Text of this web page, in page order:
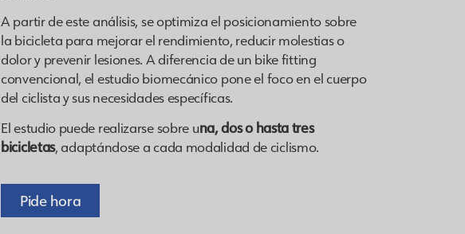
A partir de este análisis, se optimiza el posicionamiento sobre
la bicicleta para mejorar el rendimiento, reducir molestias o
dolor y prevenir lesiones. A diferencia de un bike fitting
convencional, el estudio biomecánico pone el foco en el cuerpo
del ciclista y sus necesidades específicas.
El estudio puede realizarse sobre una, dos o hasta tres
bicicletas, adaptándose a cada modalidad de ciclismo.
Pide hora